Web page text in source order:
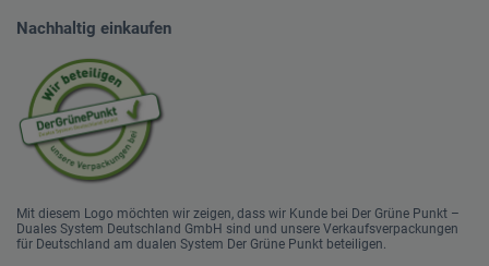
Nachhaltig einkaufen
Mit diesem Logo möchten wir zeigen, dass wir Kunde bei Der Grüne Punkt –
Duales System Deutschland GmbH sind und unsere Verkaufsverpackungen
für Deutschland am dualen System Der Grüne Punkt beteiligen.